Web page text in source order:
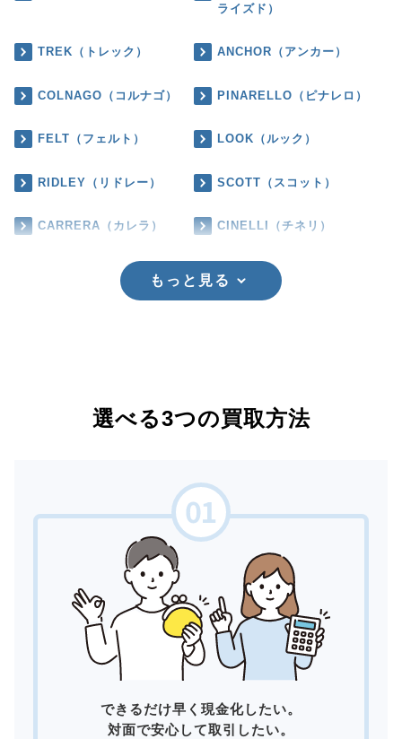
ライズド）
TREK（トレック） ANCHOR（アンカー）
COLNAGO（コルナゴ） PINARELLO（ピナレロ）
FELT（フェルト） LOOK（ルック）
RIDLEY（リドレー） SCOTT（スコット）
CARRERA（カレラ） CINELLI（チネリ）
もっと見る
選べる3つの買取方法
できるだけ早く現金化したい。
対面で安心して取引したい。